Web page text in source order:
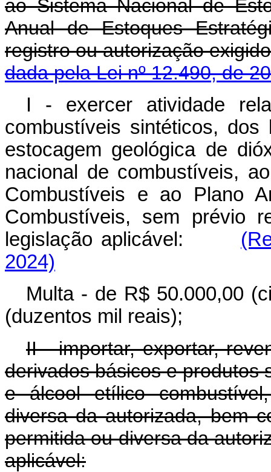
ao Sistema Nacional de
Anual de Estoques
registro ou autorização
dada pela Lei nº 12.490, de
I - exercer atividade
combustíveis sintéticos,
estocagem geológica de
nacional de combustíveis,
Combustíveis e ao Plano
Combustíveis, sem prévio
legislação aplicável:
2024)
Multa - de R$ 50.000,00
(duzentos mil reais);
II - importar, exportar,
derivados básicos e produtos
e álcool etílico
diversa da autorizada, bem
permitida ou diversa da
aplicável: